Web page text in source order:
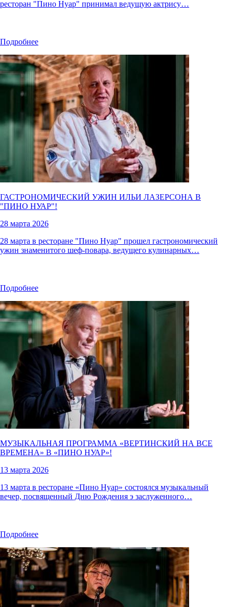
ресторан "Пино Нуар" принимал ведущую актрису…
Подробнее
ГАСТРОНОМИЧЕСКИЙ УЖИН ИЛЬИ ЛАЗЕРСОНА В
"ПИНО НУАР"!
28 марта 2026
28 марта в ресторане "Пино Нуар" прошел гастрономический
ужин знаменитого шеф-повара, ведущего кулинарных…
Подробнее
МУЗЫКАЛЬНАЯ ПРОГРАММА «ВЕРТИНСКИЙ НА ВСЕ
ВРЕМЕНА» В «ПИНО НУАР»!
13 марта 2026
13 марта в ресторане «Пино Нуар» состоялся музыкальный
вечер, посвященный Дню Рождения э заслуженного…
Подробнее